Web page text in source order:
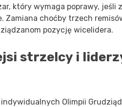
który wymaga poprawy, jeśli
Zamiana choćby trzech
pozycję wicelidera.
strzelcy i
Olimpii